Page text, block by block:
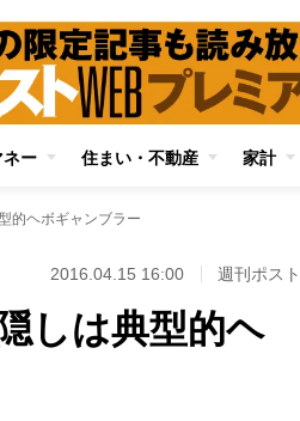
ネー 住まい・不動産 家計
的ヘボギャンブラー
2016.04.15 16:00 週刊ポスト
しは典型的ヘ